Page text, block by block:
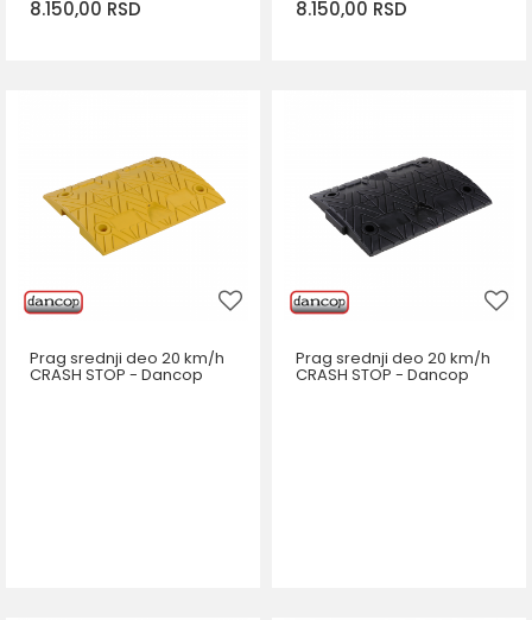
8.150,00 RSD 8.150,00 RSD
Prag srednji deo 20 km/h
CRASH STOP - Dancop
Prag srednji deo 20 km/h
CRASH STOP - Dancop